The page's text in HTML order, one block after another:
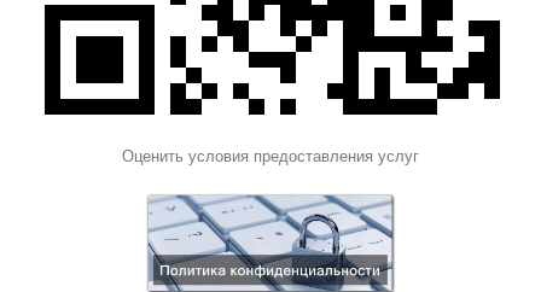
Оценить условия предоставления услуг